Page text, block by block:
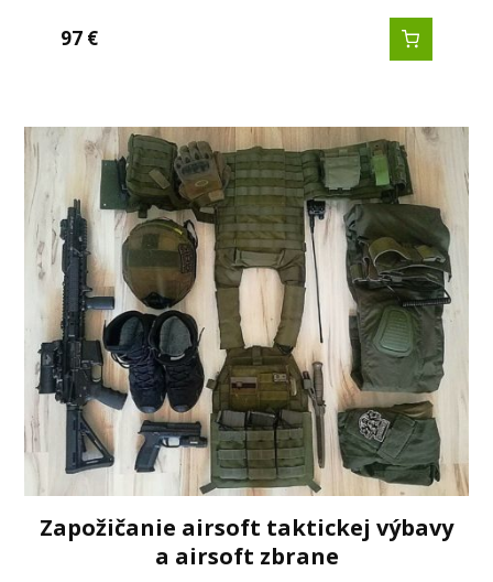
97€
Zapožičanie airsoft taktickej výbavy
a airsoft zbrane